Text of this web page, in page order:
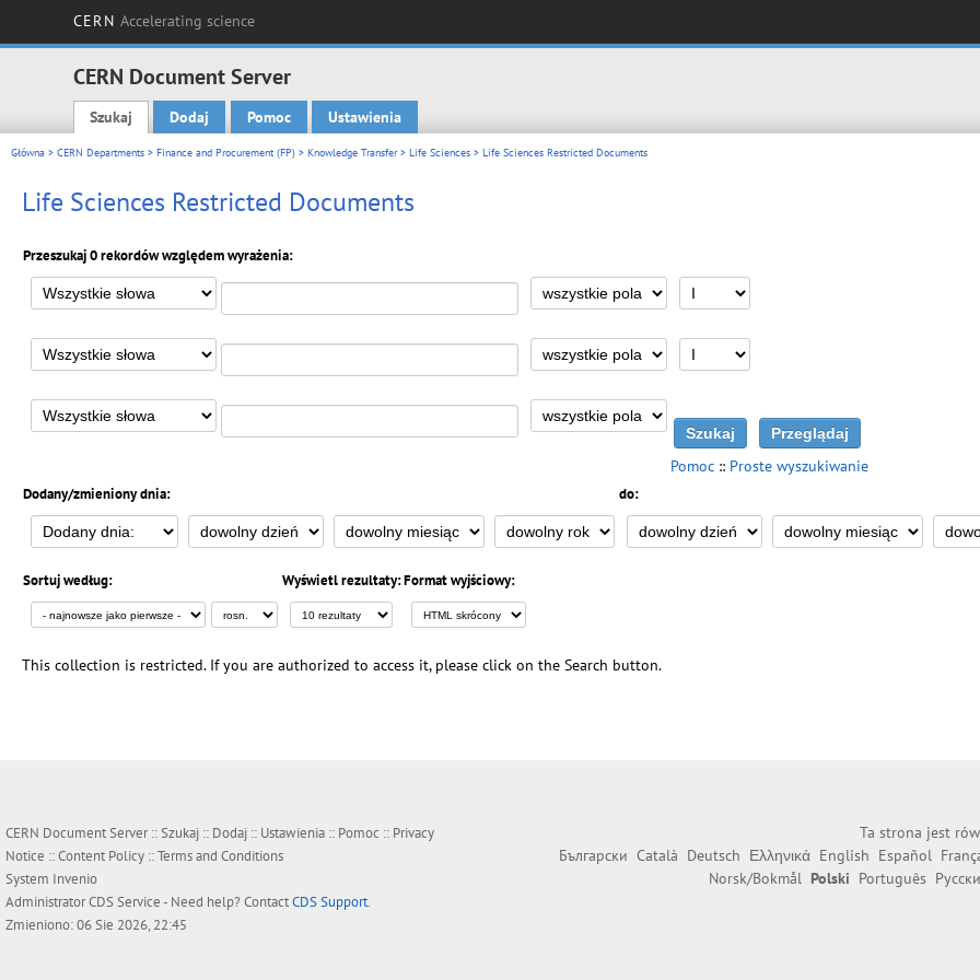
CERN Accelerating science
CERN Document Server
Main menu
Szukaj Dodaj Pomoc Ustawienia
Główna > CERN Departments > Finance and Procurement (FP) > Knowledge Transfer> Life Sciences > Life Sciences Restricted Documents
Life Sciences Restricted Documents
Przeszukaj 0 rekordów względem wyrażenia:
Pomoc :: Proste wyszukiwanie
Dodany/zmieniony dnia: do:
Sortuj według: Wyświetl rezultaty:Format wyjściowy:
This collection is restricted. If you are authorized to access it, please click on the Search button.
CERN Document Server ::Szukaj :: Dodaj :: Ustawienia :: Pomoc :: Privacy
Notice ::Content Policy ::Terms and Conditions
System Invenio
AdministratorCDS Service- Need help? ContactCDS Support.
Zmieniono: 06 Sie 2026, 22:45
Ta strona jest
Български Català Deutsch Ελληνικά English Español
Norsk/Bokmål Polski Português